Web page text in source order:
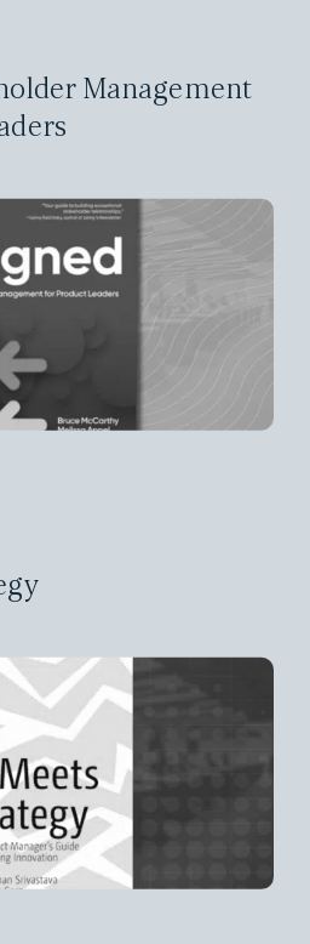
Management